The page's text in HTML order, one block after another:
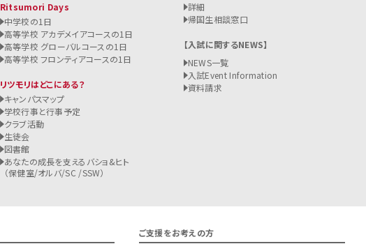
Ritsumori Days
中学校の1日
高等学校 アカデメイアコースの1日
高等学校 グローバルコースの1日
高等学校 フロンティアコースの1日
リツモリはどこにある？
キャンパスマップ
学校行事と行事予定
クラブ活動
生徒会
図書館
あなたの成長を支えるバショ&ヒト
（保健室/オルバ/SC /SSW）
詳細
帰国生相談窓口
入試に関するNEWS
NEWS一覧
入試Event Information
資料請求
ご支援をお考えの方